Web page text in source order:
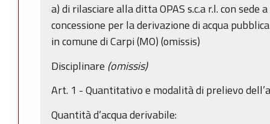
a) di rilasciare alla ditta OPAS s.c.a r.l. con sede
concessione per la derivazione di acqua
in comune di Carpi (MO) (omissis)
Disciplinare (omissis)
Art. 1 - Quantitativo e modalità di prelievo
Quantità d’acqua derivabile: